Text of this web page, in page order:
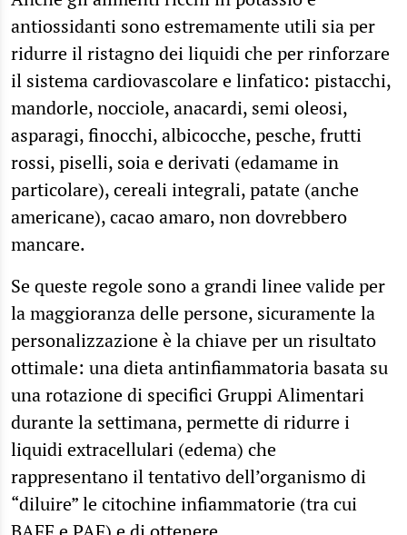
antiossidanti sono estremamente utili sia per
ridurre il ristagno dei liquidi che per rinforzare
il sistema cardiovascolare e linfatico: pistacchi,
mandorle, nocciole, anacardi, semi oleosi,
asparagi, finocchi, albicocche, pesche, frutti
rossi, piselli, soia e derivati (edamame in
particolare), cereali integrali, patate (anche
americane), cacao amaro, non dovrebbero
mancare.
Se queste regole sono a grandi linee valide per
la maggioranza delle persone, sicuramente la
personalizzazione è la chiave per un risultato
ottimale: una dieta antinfiammatoria basata su
una rotazione di specifici Gruppi Alimentari
durante la settimana, permette di ridurre i
liquidi extracellulari (edema) che
rappresentano il tentativo dell’organismo di
“diluire” le citochine infiammatorie (tra cui